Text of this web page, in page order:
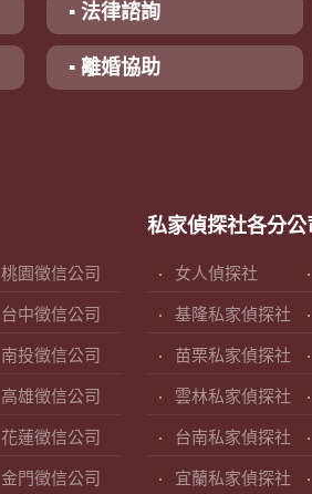
▪ 法律諮詢
▪ 離婚協助
桃園徵信公司
台中徵信公司
南投徵信公司
高雄徵信公司
花蓮徵信公司
金門徵信公司
私家偵探社各分公
女人偵探社
基隆私家偵探社
苗栗私家偵探社
雲林私家偵探社
台南私家偵探社
宜蘭私家偵探社